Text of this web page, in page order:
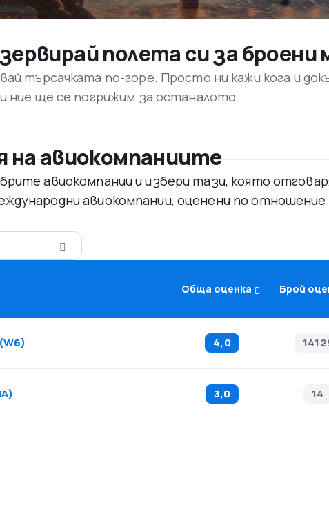
полета си за
търсачката по-горе. Просто ни кажи кога и
ние ще се погрижим за останалото.
на авиокомпаниите
авиокомпании и избери тази, която
авиокомпании, оценени по
Обща оценка Брой
(W6) 4,0
) 3,0 14